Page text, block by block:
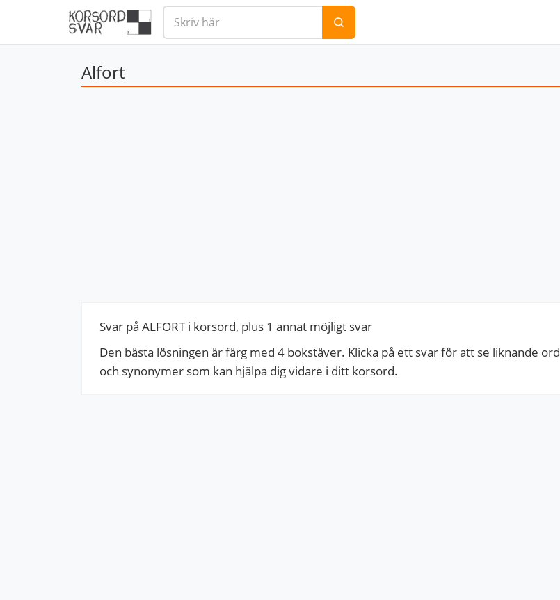
Alfort
Svar på ALFORT i korsord, plus 1 annat möjligt svar
Den bästa lösningen är färg med 4 bokstäver. Klicka på ett svar för att se liknande ord
och synonymer som kan hjälpa dig vidare i ditt korsord.